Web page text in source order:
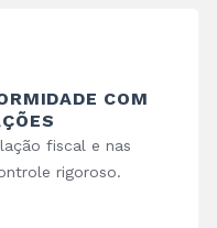
COM
fiscal e nas
rigoroso.